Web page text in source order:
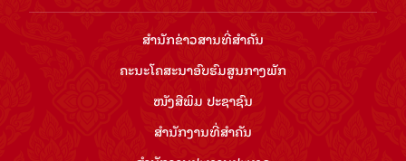
ສຳ​ນັກ​ຂ່າວ​ສານ​ທີ່​ສຳ​ຄັນ​
ຄະນະໂຄສະນາອົບຮົມ​ສູນ​ກາງ​ພັກ
ໜັງສືພິມ ປະ​ຊາ​ຊົນ
ສຳ​ນັກ​ງານ​ທີ່​ສຳ​ຄັນ